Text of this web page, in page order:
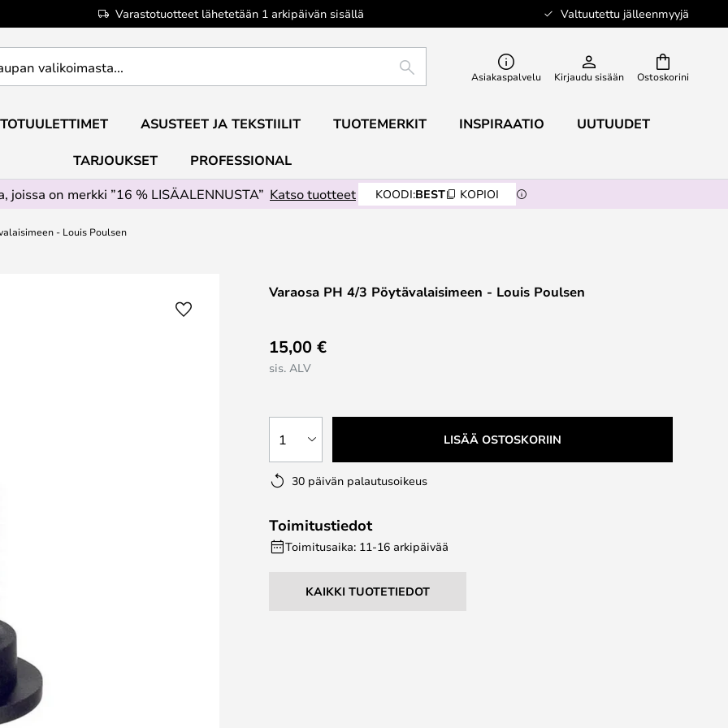
Varastotuotteet lähetetään 1 arkipäivän sisällä Valtuutettu jälleenmyyjä
Ostoskorini
ETSI Asiakaspalvelu Kirjaudu sisään
ASUSTEET JA TEKSTIILIT TUOTEMERKIT INSPIRAATIO UUTUUDET
TARJOUKSET
PROFESSIONAL
joissa on merkki ”16 % LISÄALENNUSTA” Katso tuotteet KOODI:BEST KOPIOI
- Louis Poulsen
Varaosa PH 4/3 Pöytävalaisimeen - Louis Poulsen
15,00 €
sis. ALV
1 LISÄÄ OSTOSKORIIN
30 päivän palautusoikeus
Toimitustiedot
Toimitusaika: 11-16 arkipäivää
KAIKKI TUOTETIEDOT